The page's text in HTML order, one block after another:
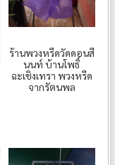
ร้านพวงหรีดวัดดอนสี
นนท์ บ้านโพธิ์
ฉะเชิงเทรา พวงหรีด
จากรัตนพล